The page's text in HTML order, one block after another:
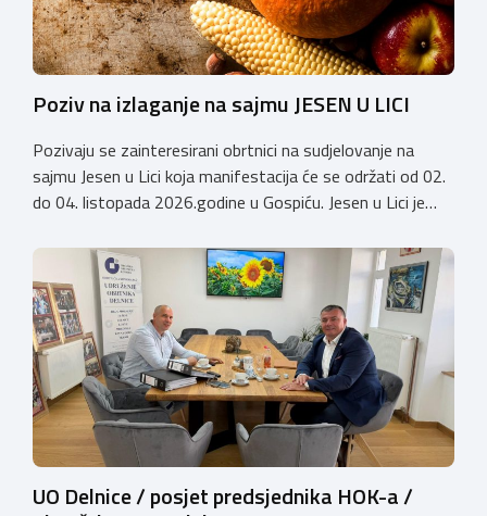
Poziv na izlaganje na sajmu JESEN U LICI
Pozivaju se zainteresirani obrtnici na sudjelovanje na
sajmu Jesen u Lici koja manifestacija će se održati od 02.
do 04. listopada 2026.godine u Gospiću. Jesen u Lici je
u Gospiću i prerasla je u najznačajnjiju gospodarsku,
kulturnu i etno manifestaciju na području Ličko-senjske
županije. Organizator izložbe […]
UO Delnice / posjet predsjednika HOK-a /